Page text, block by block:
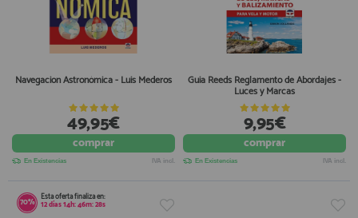
Navegacion Astronómica - Luis Mederos
49,95€
comprar
En Existencias IVA incl.
Guia Reeds Reglamento de Abordajes -
Luces y Marcas
9,95€
comprar
En Existencias IVA incl.
70% Esta oferta finaliza en:
12días14h:46m:28s